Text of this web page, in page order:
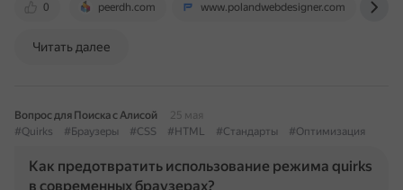
0 peerdh.com www.polandwebdesigner.com
Читать далее
Вопрос для Поиска с Алисой
25 мая
#Quirks
#Браузеры #CSS #HTML #Стандарты #Оптимизация
Как предотвратить использование режима quirks
в современных браузерах?